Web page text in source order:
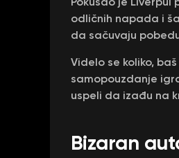
odličnih napada i
da sačuvaju
Videlo se koliko,
samopouzdanje
uspeli da izađu na
Bizaran